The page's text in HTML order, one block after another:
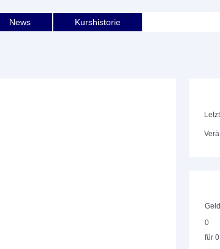
News Kurshistorie
Geld
0
für